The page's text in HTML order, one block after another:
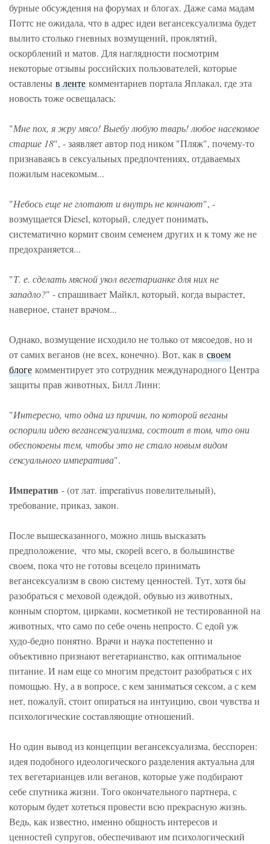
бурные обсуждения на форумах и блогах. Даже сама мадам
Поттс не ожидала, что в адрес идеи вегансексуализма будет
вылито столько гневных возмущений, проклятий,
оскорблений и матов. Для наглядности посмотрим
некоторые отзывы российских пользователей, которые
оставлены в ленте комментариев портала Яплакал, где эта
новость тоже освещалась:
"Мне пох, я жру мясо! Выебу любую тварь! любое насекомое
старше 18", - заявляет автор под ником "Пляж", почему-то
признаваясь в сексуальных предпочтениях, отдаваемых
пожилым насекомым...
"Небось еще не глотают и внутрь не кончают", -
возмущается Diesel, который, следует понимать,
систематично кормит своим семенем других и к тому же не
предохраняется...
"Т. е. сделать мясной укол вегетарианке для них не
западло?" - спрашивает Майкл, который, когда вырастет,
наверное, станет врачом...
Однако, возмущение исходило не только от мясоедов, но и
от самих веганов (не всех, конечно). Вот, как в своем
блоге комментирует это сотрудник международного Центра
защиты прав животных, Билл Линн:
"Интересно, что одна из причин, по которой веганы
оспорили идею вегансексуализма, состоит в том, что они
обеспокоены тем, чтобы это не стало новым видом
сексуального императива".
Императив - (от лат. imperativus повелительный),
требование, приказ, закон.
После вышесказанного, можно лишь высказать
предположение, что мы, скорей всего, в большинстве
своем, пока что не готовы всецело принимать
вегансексуализм в свою систему ценностей. Тут, хотя бы
разобраться с меховой одеждой, обувью из животных,
конным спортом, цирками, косметикой не тестированной на
животных, что само по себе очень непросто. С едой уж
худо-бедно понятно. Врачи и наука постепенно и
объективно признают вегетарианство, как оптимальное
питание. И нам еще со многим предстоит разобраться с их
помощью. Ну, а в вопросе, с кем заниматься сексом, а с кем
нет, пожалуй, стоит опираться на интуицию, свои чувства и
психологические составляющие отношений.
Но один вывод из концепции вегансексуализма, бесспорен:
идея подобного идеологического разделения актуальна для
тех вегетарианцев или веганов, которые уже подбирают
себе спутника жизни. Того окончательного партнера, с
которым будет хотеться провести всю прекрасную жизнь.
Ведь, как известно, именно общность интересов и
ценностей супругов, обеспечивают им психологический